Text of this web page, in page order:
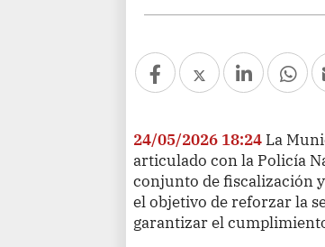
24/05/2026 18:24 La
articulado con la Policía
conjunto de fiscalización
el objetivo de reforzar la
garantizar el